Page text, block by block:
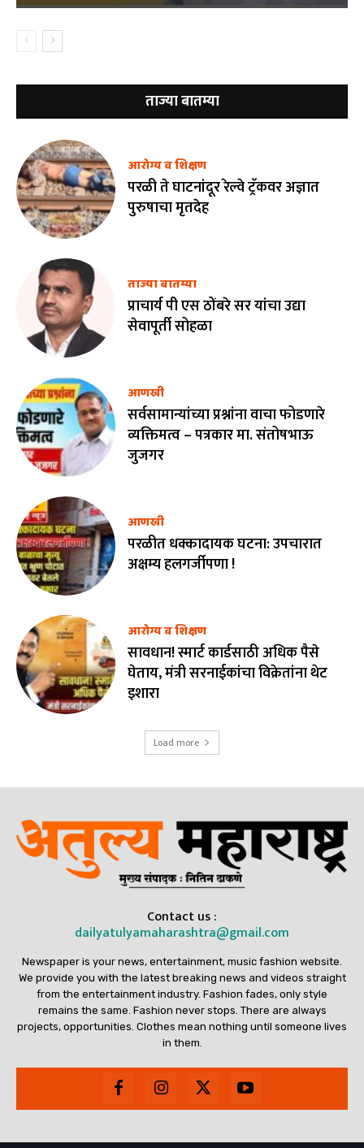
ताज्या बातम्या
आरोग्य व शिक्षण
परळी ते घाटनांदूर रेल्वे ट्रॅकवर अज्ञात
पुरुषाचा मृतदेह
ताज्या बातम्या
प्राचार्य पी एस ठोंबरे सर यांचा उद्या
सेवापूर्ती सोहळा
आणखी
सर्वसामान्यांच्या प्रश्नांना वाचा फोडणारे
व्यक्तिमत्व – पत्रकार मा. संतोषभाऊ
जुजगर
आणखी
परळीत धक्कादायक घटना: उपचारात
अक्षम्य हलगर्जीपणा !
आरोग्य व शिक्षण
सावधान! स्मार्ट कार्डसाठी अधिक पैसे
घेताय, मंत्री सरनाईकांचा विक्रेतांना थेट
इशारा
Load more
Contact us :
dailyatulyamaharashtra@gmail.com
Newspaper is your news, entertainment, music fashion website.
We provide you with the latest breaking news and videos straight
from the entertainment industry. Fashion fades, only style
remains the same. Fashion never stops. There are always
projects, opportunities. Clothes mean nothing until someone lives
in them.